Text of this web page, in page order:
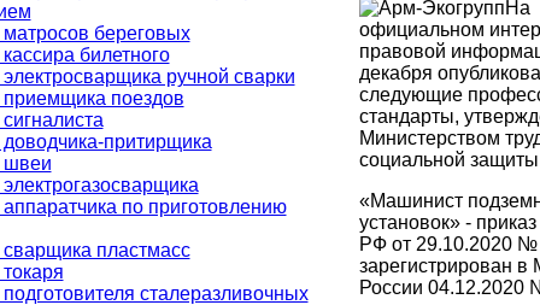
береговых
билетного
ручной сварки
поездов
притирщика
швеи
по приготовлению
пластмасс
сталеразливочных
На
официальном
правовой
декабря
следующие
стандарты,
Министерством
социальной
«Машинист
установок» -
РФ от 29.10.2020 №
зарегистрирован в
России 04.12.2020